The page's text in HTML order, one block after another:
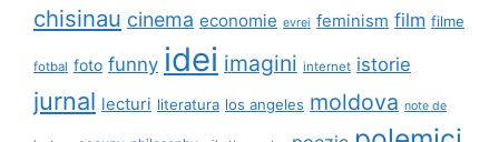
chisinau cinema economie evrei feminism film filme
fotbal foto funny idei imagini internet istorie
jurnal lecturi literatura los angeles moldova note de